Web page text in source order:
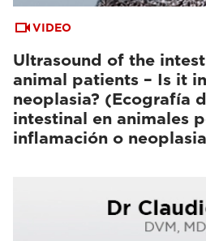
VIDEO
Ultrasound of the
animal patients – Is it
neoplasia? (Ecografía
intestinal en animales
inflamación o